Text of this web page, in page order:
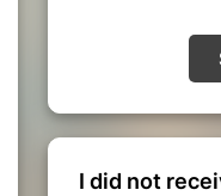
I did not